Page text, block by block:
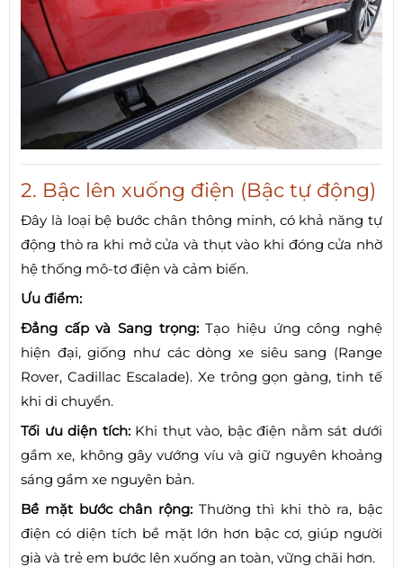
2. Bậc lên xuống điện (Bậc tự động)
Đây là loại bệ bước chân thông minh, có khả năng tự
động thò ra khi mở cửa và thụt vào khi đóng cửa nhờ
hệ thống mô-tơ điện và cảm biến.
Ưu điểm:
Đẳng cấp và Sang trọng:Tạo hiệu ứng công nghệ
hiện đại, giống như các dòng xe siêu sang (Range
Rover, Cadillac Escalade). Xe trông gọn gàng, tinh tế
khi di chuyển.
Tối ưu diện tích:Khi thụt vào, bậc điện nằm sát dưới
gầm xe, không gây vướng víu và giữ nguyên khoảng
sáng gầm xe nguyên bản.
Bề mặt bước chân rộng:Thường thì khi thò ra, bậc
điện có diện tích bề mặt lớn hơn bậc cơ, giúp người
già và trẻ em bước lên xuống an toàn, vững chãi hơn.